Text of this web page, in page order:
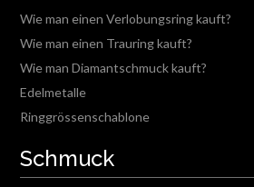
Wie man einen Verlobungsring kauft?
Wie man einen Trauring kauft?
Wie man Diamantschmuck kauft?
Edelmetalle
Ringgrössenschablone
Schmuck